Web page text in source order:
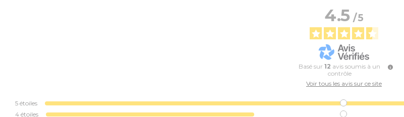
4.5/5
Basé sur 12 avis soumis à un
contrôle
Voir tous les avis sur ce site
5 étoiles
4 étoiles